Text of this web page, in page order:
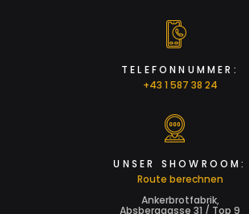
TELEFONNUMMER:
+43 1 587 38 24
UNSER SHOWROOM:
Route berechnen
Ankerbrotfabrik,
Absberggasse 31 / Top 9